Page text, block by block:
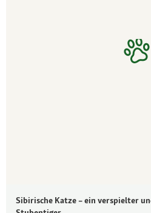
Sibirische Katze – ein verspielter